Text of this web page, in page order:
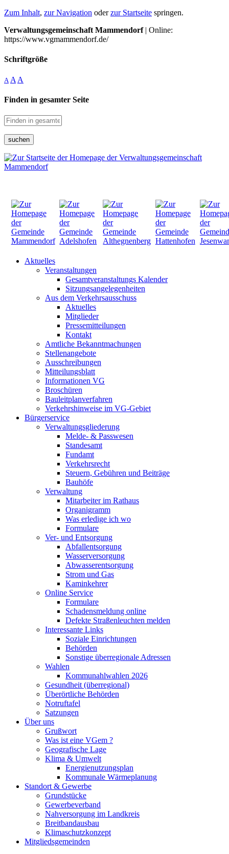
Zum Inhalt, zur Navigation oderzur Startseite springen.
Verwaltungsgemeinschaft Mammendorf| Online:
https://www.vgmammendorf.de/
Schriftgröße
A A A
Finden in gesamter Seite
suchen
Aktuelles
Veranstaltungen
Gesamtveranstaltungs Kalender
Sitzungsangelegenheiten
Aus dem Verkehrsausschuss
Aktuelles
Mitglieder
Pressemitteilungen
Kontakt
Amtliche Bekanntmachungen
Stellenangebote
Ausschreibungen
Mitteilungsblatt
Informationen VG
Broschüren
Bauleitplanverfahren
Verkehrshinweise im VG-Gebiet
Bürgerservice
Verwaltungsgliederung
Melde- & Passwesen
Standesamt
Fundamt
Verkehrsrecht
Steuern, Gebühren und Beiträge
Bauhöfe
Verwaltung
Mitarbeiter im Rathaus
Organigramm
Was erledige ich wo
Formulare
Ver- und Entsorgung
Abfallentsorgung
Wasserversorgung
Abwasserentsorgung
Strom und Gas
Kaminkehrer
Online Service
Formulare
Schadensmeldung online
Defekte Straßenleuchten melden
Interessante Links
Soziale Einrichtungen
Behörden
Sonstige überregionale Adressen
Wahlen
Kommunahlwahlen 2026
Gesundheit (überregional)
Überörtliche Behörden
Notruftafel
Satzungen
Über uns
Grußwort
Was ist eine VGem ?
Geografische Lage
Klima & Umwelt
Energienutzungsplan
Kommunale Wärmeplanung
Standort & Gewerbe
Grundstücke
Gewerbeverband
Nahversorgung im Landkreis
Breitbandausbau
Klimaschutzkonzept
Mitgliedsgemeinden